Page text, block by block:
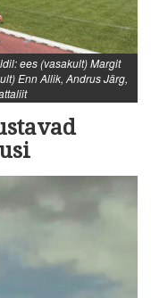
ees (vasakult) Margit
Enn Allik, Andrus Järg,